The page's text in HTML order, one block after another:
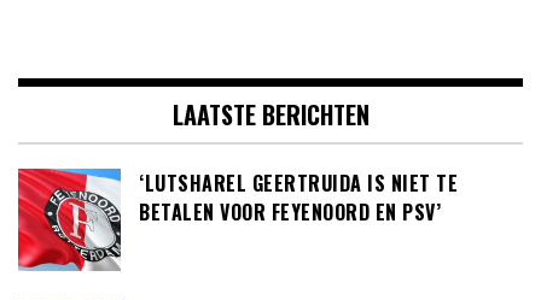
LAATSTE BERICHTEN
‘LUTSHAREL GEERTRUIDA IS NIET TE
BETALEN VOOR FEYENOORD EN PSV’